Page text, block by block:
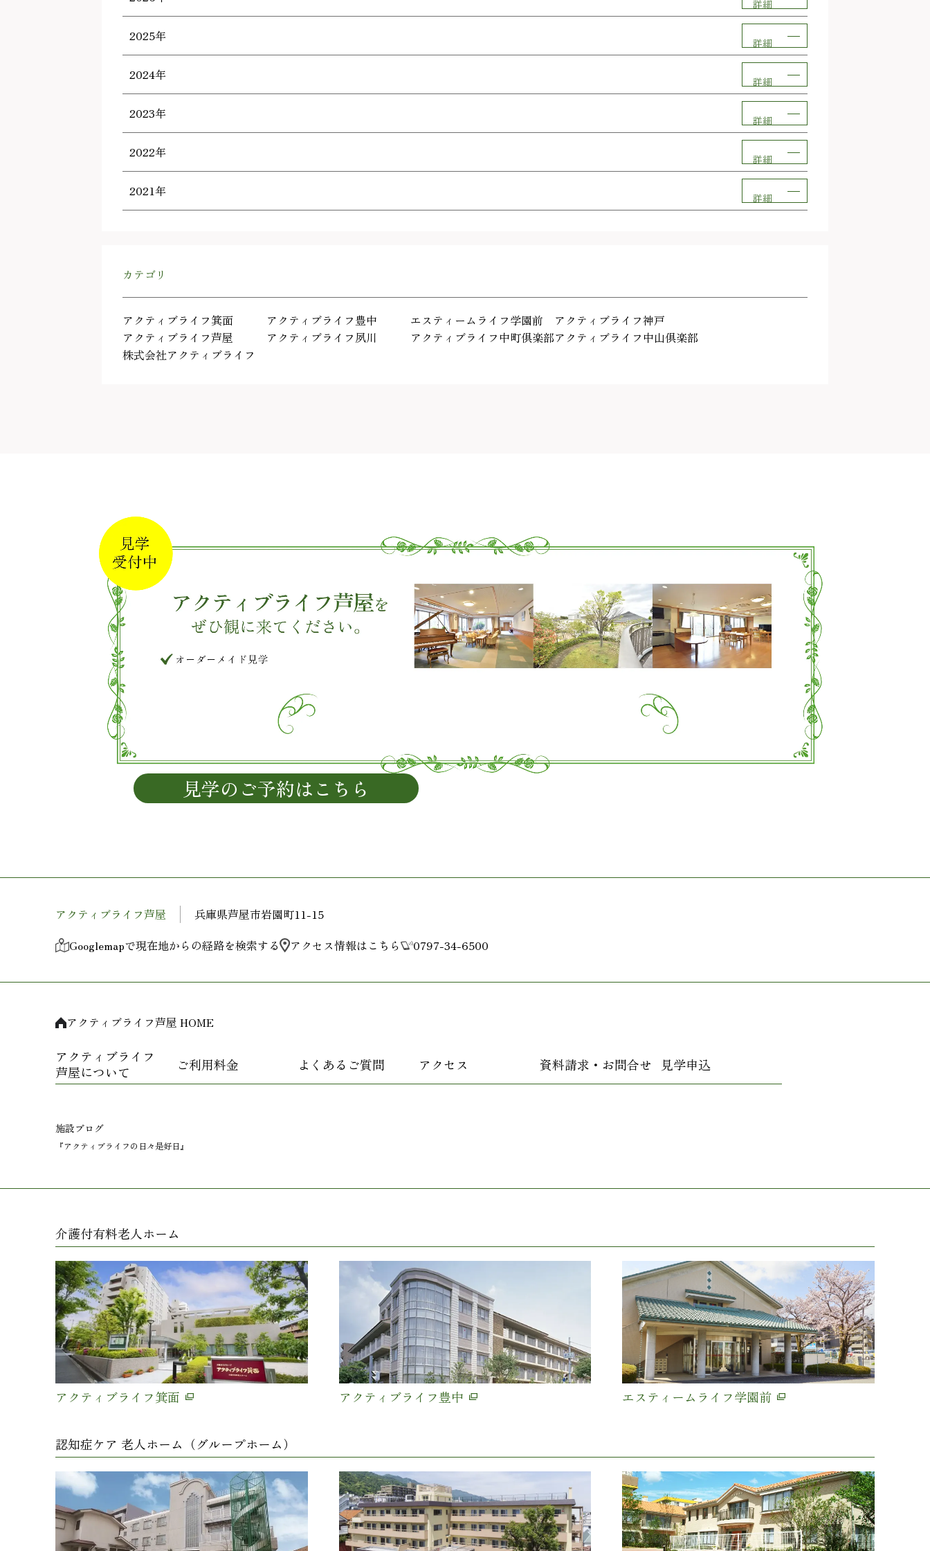
詳細
2025年 詳細
2024年 詳細
2023年 詳細
2022年 詳細
2021年 詳細
カテゴリ
アクティブライフ箕面 アクティブライフ豊中 エスティームライフ学園前
アクティブライフ神戸
アクティブライフ芦屋
アクティブライフ夙川 アクティブライフ中町倶楽部アクティブライフ中山倶楽部
株式会社アクティブライフ
見学のご予約はこちら
アクティブライフ芦屋
兵庫県芦屋市岩園町11-15
Googlemapで現在地からの経路を検索する
アクセス情報はこちら 0797-34-6500
アクティブライフ芦屋 HOME
アクティブライフ
芦屋について
ご利用料金 よくあるご質問 アクセス 資料請求・お問合せ 見学申込
施設ブログ
『アクティブライフの日々是好日』
介護付有料老人ホーム
アクティブライフ箕面 アクティブライフ豊中 エスティームライフ学園前
認知症ケア 老人ホーム（グループホーム）